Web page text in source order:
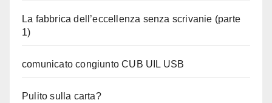
La fabbrica dell’eccellenza senza scrivanie (parte
1)
comunicato congiunto CUB UIL USB
Pulito sulla carta?